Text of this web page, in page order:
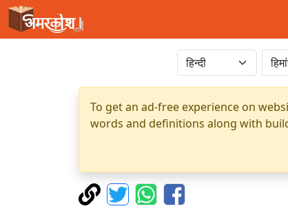
To get an ad-free experience on
words and definitions along with